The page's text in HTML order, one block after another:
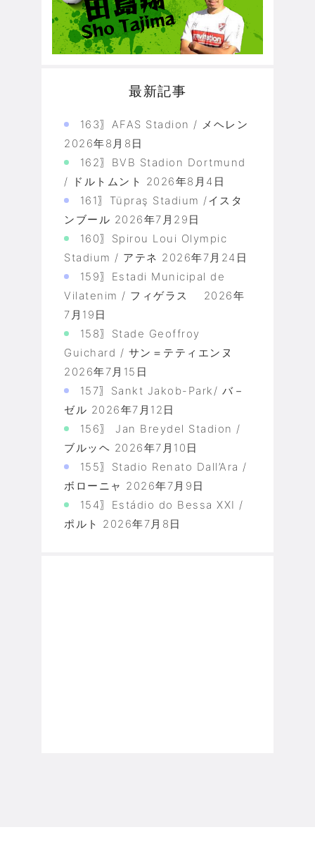
最新記事
163〗AFAS Stadion / メヘレン
2026年8月8日
162〗BVB Stadion Dortmund
/ ドルトムント 2026年8月4日
161〗Tüpraş Stadium /イスタ
ンブール 2026年7月29日
160〗Spirou Loui Olympic
Stadium / アテネ 2026年7月24日
159〗Estadi Municipal de
Vilatenim / フィゲラス
2026年
7月19日
158〗Stade Geoffroy
Guichard / サン＝テティエンヌ
2026年7月15日
157〗Sankt Jakob-Park/ バ－
ゼル 2026年7月12日
156〗 Jan Breydel Stadion /
ブルッヘ 2026年7月10日
155〗Stadio Renato Dall’Ara /
ボローニャ 2026年7月9日
154〗Estádio do Bessa XXI /
ポルト 2026年7月8日